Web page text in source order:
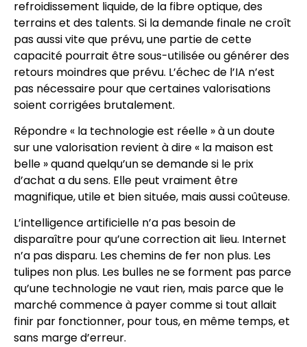
refroidissement liquide, de la fibre optique, des
terrains et des talents. Si la demande finale ne croît
pas aussi vite que prévu, une partie de cette
capacité pourrait être sous-utilisée ou générer des
retours moindres que prévu. L’échec de l’IA n’est
pas nécessaire pour que certaines valorisations
soient corrigées brutalement.
Répondre « la technologie est réelle » à un doute
sur une valorisation revient à dire « la maison est
belle » quand quelqu’un se demande si le prix
d’achat a du sens. Elle peut vraiment être
magnifique, utile et bien située, mais aussi coûteuse.
L’intelligence artificielle n’a pas besoin de
disparaître pour qu’une correction ait lieu. Internet
n’a pas disparu. Les chemins de fer non plus. Les
tulipes non plus. Les bulles ne se forment pas parce
qu’une technologie ne vaut rien, mais parce que le
marché commence à payer comme si tout allait
finir par fonctionner, pour tous, en même temps, et
sans marge d’erreur.